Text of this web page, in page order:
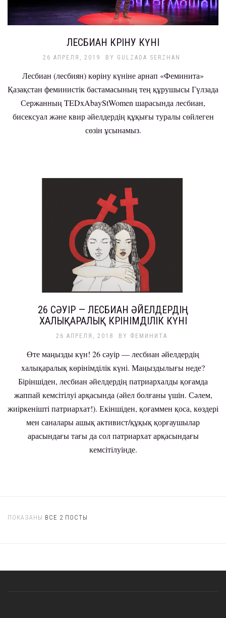
ЛЕСБИАН КӨРІНУ КҮНІ
26 АПРЕЛЯ, 2019 BY GULZADA SERZHAN
Лесбиан (лесбиян) көріну күніне арнап «Феминита»
Қазақстан феминистік бастамасының тең құрушысы Гүлзада
Сержанның TEDxAbayStWomen шарасында лесбиан,
бисексуал және квир әйелдердің құқығы туралы сөйлеген
сөзін ұсынамыз.
26 СӘУІР — ЛЕСБИАН ӘЙЕЛДЕРДІҢ
XАЛЫҚАРАЛЫҚ КӨРІНІМДІЛІК КҮНІ
26 АПРЕЛЯ, 2018 BY ФЕМИНИТА
Өте маңызды күн! 26 сәуір — лесбиан әйелдердің
xалықаралық көрінімділік күні. Маңыздылығы неде?
Біріншіден, лесбиан әйелдердің патриарxалды қоғамда
жаппай кемсітілуі арқасында (әйел болғаны үшін. Сәлем,
жиіркенішті патриарxат!). Екіншіден, қоғаммен қоса, көздері
мен саналары ашық активист/құқық қорғаушылар
арасындағы тағы да сол патриарxат арқасындағы
кемсітілуінде.
ПОКАЗАНЫ ВСЕ 2 ПОСТЫ